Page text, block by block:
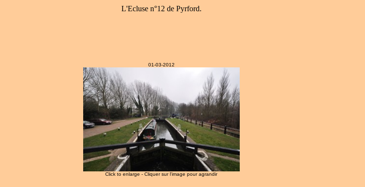
L'Ecluse n°12 de Pyrford.
01-03-2012
Click to enlarge - Cliquer sur l'image pour agrandir